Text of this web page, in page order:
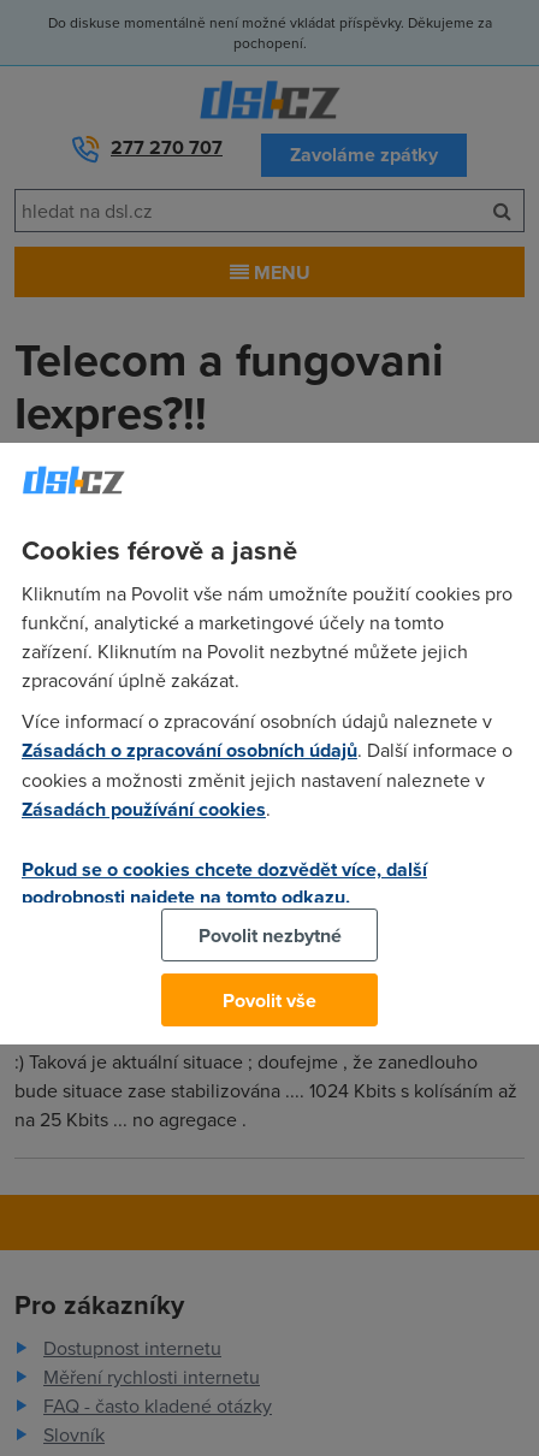
Do diskuse momentálně není možné vkládat příspěvky. Děkujeme za
pochopení.
277 270 707 Zavoláme zpátky
MENU
Telecom a fungovani
Iexpres?!!
Necris(30.7.2005 22:31:37)
kterym cele pripojeni znacne blbne a je znehodnocene ho
pristroje nestihaji, proc to proboha zrizuji? Proc?¨ volal jsem
na technickou podporu, rekli me ze me pripojeni nefunguje
tak jak ma vlivem agregace a vytizeni ustredny. takze 400
kbps, pingy 80 ms nejmene a packet loss taktez rikate
pripojeni vhodne pro hrani online her? Z telecomu jsem
docela nadseny, mam ho rad..ta sluzba je ochotna fungovat
skvele...ale to co se posledni dobou deje, hruza des...
anonym(30.7.2005 22:40:07)
neboj za tyden to pojede zase jako driv proste je moooc lidi
a uzly nestihaj ale uz se na tom maka
(30.7.2005 22:54:45)
:) Taková je aktuální situace ; doufejme , že zanedlouho
bude situace zase stabilizována .... 1024 Kbits s kolísáním až
na 25 Kbits ... no agregace .
Pro zákazníky
Dostupnost internetu
Měření rychlosti internetu
FAQ - často kladené otázky
Slovník
Cookies férově a jasně
Kliknutím na Povolit vše nám umožníte použití cookies pro
funkční, analytické a marketingové účely na tomto
zařízení. Kliknutím na Povolit nezbytné můžete jejich
zpracování úplně zakázat.
Více informací o zpracování osobních údajů naleznete v
Zásadách o zpracování osobních údajů. Další informace o
cookies a možnosti změnit jejich nastavení naleznete v
Zásadách používání cookies.
Pokud se o cookies chcete dozvědět více, další
podrobnosti najdete na tomto odkazu.
Povolit nezbytné
Povolit vše